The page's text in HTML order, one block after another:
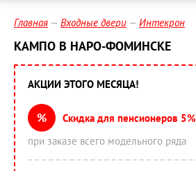
Главная Входные двери Интекрон
КАМПО В НАРО-ФОМИНСКЕ
АКЦИИ ЭТОГО МЕСЯЦА!
%
Скидка для пенсионеров 5%
при заказе всего модельного ряда